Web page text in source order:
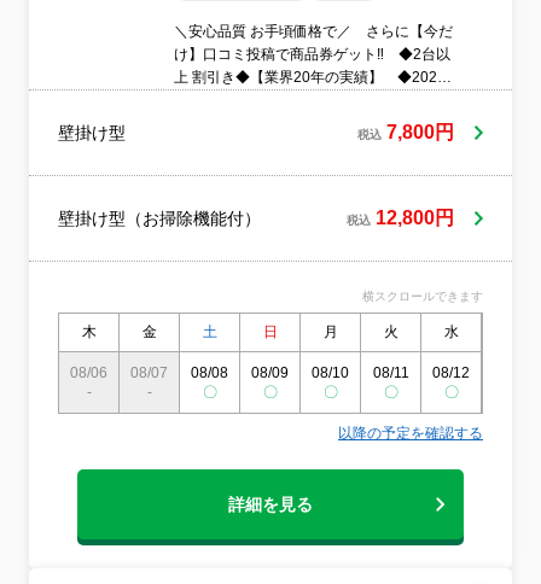
＼安心品質 お手頃価格で／ さらに【今だ
け】口コミ投稿で商品券ゲット‼ ◆2台以
上 割引き◆【業界20年の実績】 ◆2025
して”の気持ちを価格に反映！ ◆物価高の
今、家計応援も気持ちを込めた特別企画‼
が訪問し、作業後は長持ちのコツもご案
ださい！！！ ～～【以下必ずご一読くだ
壁掛け型 税込 7,800円
壁掛け型（お掃除機能付） 税込 12,800円
横スクロールできます
木 金 土 日 月 火 水
08/06
-
08/07
-
08/08
〇
08/09
〇
08/10
〇
08/11
〇
08/12
〇
以降の予定を確認する
詳細を見る